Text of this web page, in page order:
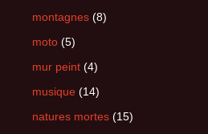
montagnes (8)
moto (5)
mur peint (4)
musique (14)
natures mortes (15)